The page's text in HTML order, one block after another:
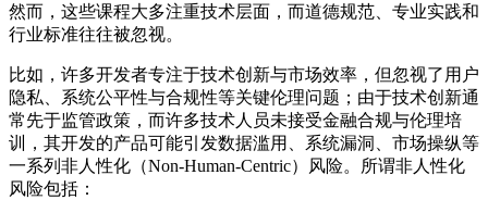
然而，这些课程大多注重技术层面，而道德规范、专业实践和
行业标准往往被忽视。
比如，许多开发者专注于技术创新与市场效率，但忽视了用户
隐私、系统公平性与合规性等关键伦理问题；由于技术创新通
常先于监管政策，而许多技术人员未接受金融合规与伦理培
训，其开发的产品可能引发数据滥用、系统漏洞、市场操纵等
一系列非人性化（Non-Human-Centric）风险。所谓非人性化
风险包括：